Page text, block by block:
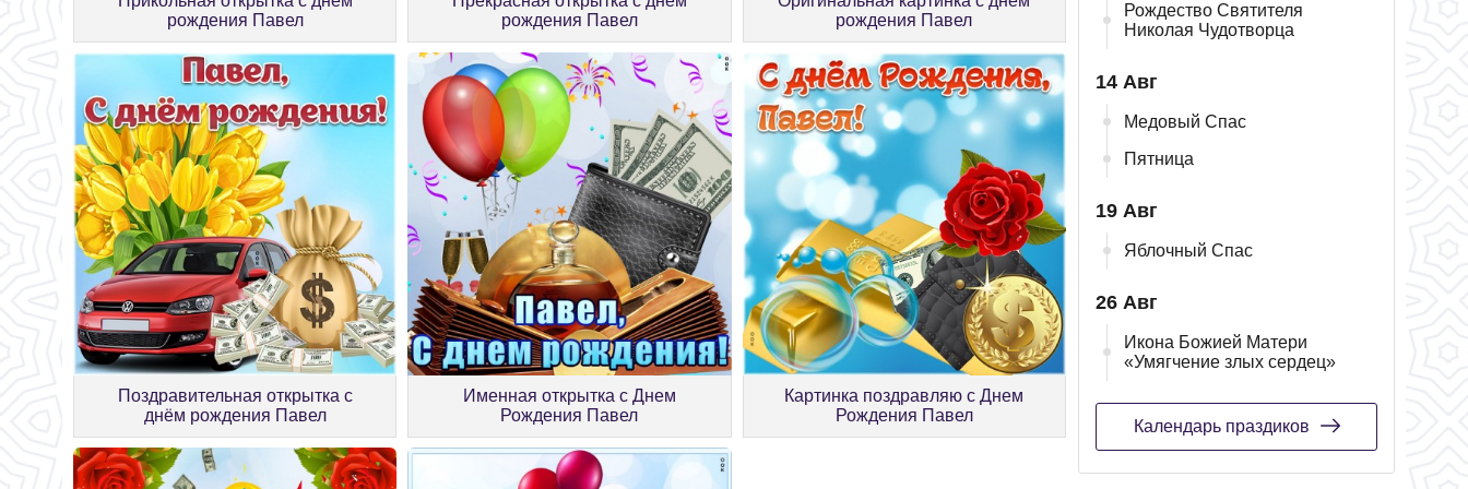
рождения Павел
рождения Павел
рождения Павел
Поздравительная открытка с
днём рождения Павел
Именная открытка с Днем
Рождения Павел
Картинка поздравляю с Днем
Рождения Павел
Рождество Святителя
Николая Чудотворца
14 Авг
Медовый Спас
Пятница
19 Авг
Яблочный Спас
26 Авг
Икона Божией Матери
«Умягчение злых сердец»
Календарь праздиков